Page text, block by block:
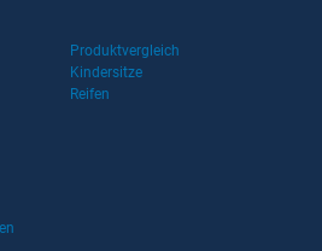
Produktvergleich
Kindersitze
Reifen